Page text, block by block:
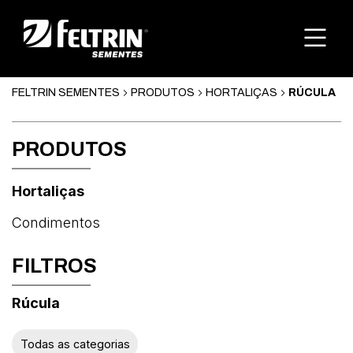
FELTRIN SEMENTES PRODUTOS HORTALIÇAS RÚCULA
PRODUTOS
Hortaliças
Condimentos
FILTROS
Rúcula
Todas as categorias